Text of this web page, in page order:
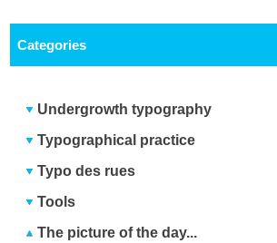
Categories
Undergrowth typography
Typographical practice
Typo des rues
Tools
The picture of the day...